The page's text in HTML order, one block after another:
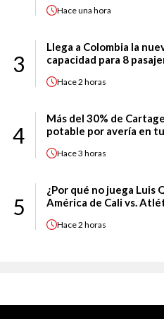
Haceuna hora
3
Llega a Colombia la
capacidad para 8
Hace2 horas
4
Más del 30% de
potable por avería en
Hace3 horas
5
¿Por qué no juega Luis
América de Cali vs.
Hace2 horas